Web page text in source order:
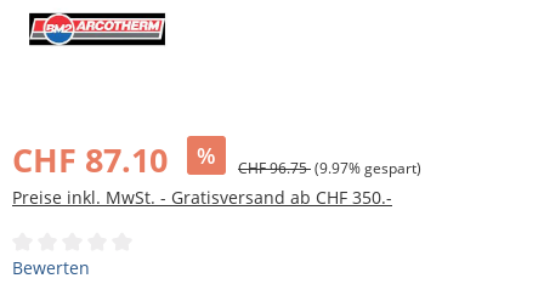
CHF 87.10 % CHF 96.75(9.97% gespart)
Preise inkl. MwSt. - Gratisversand ab CHF 350.-
Durchschnittliche Bewertung von 0 von 5 Sternen
Bewerten